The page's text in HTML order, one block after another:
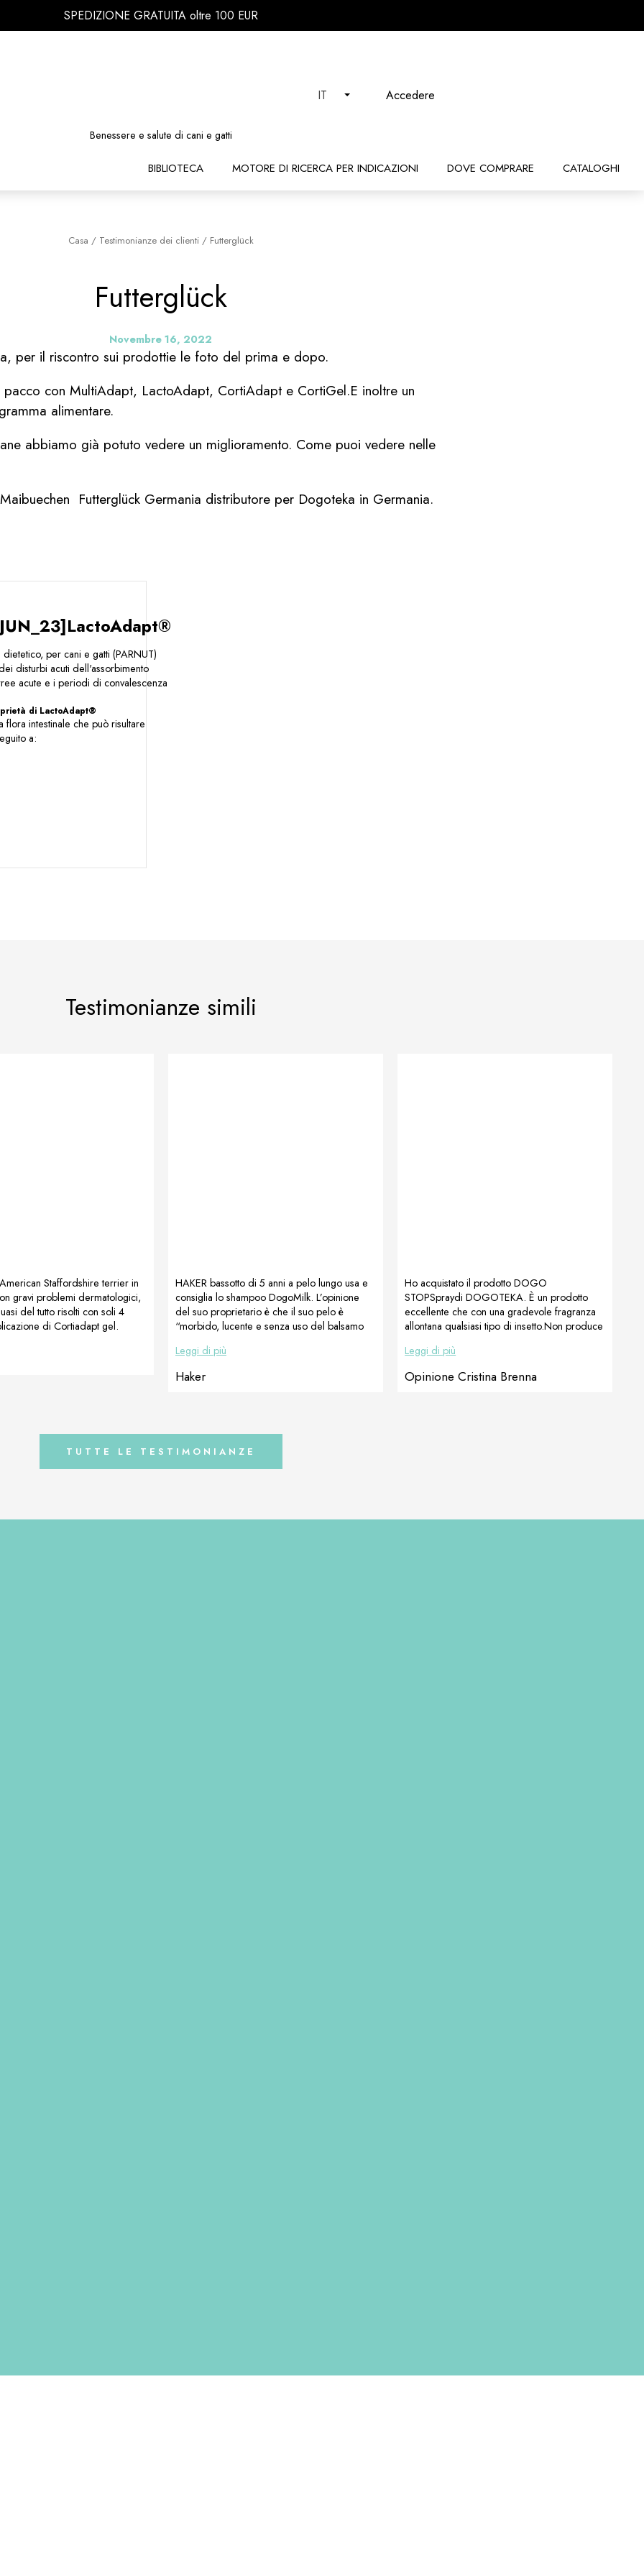
SPEDIZIONE GRATUITA oltre 100 EUR
Benessere e salute di cani e gatti
IT Accedere
BIBLIOTECA MOTORE DI RICERCA PER INDICAZIONI DOVE COMPRARE CATALOGHI
Casa / Testimonianze dei clienti/ Futterglück
Futterglück
Novembre 16, 2022
per il riscontro sui prodottie le foto del prima e dopo.
con MultiAdapt, LactoAdapt, CortiAdapt e CortiGel.E inoltre un
alimentare.
abbiamo già potuto vedere un miglioramento. Come puoi vedere nelle
Futterglück Germania distributore per Dogoteka in Germania.
per cani e gatti (PARNUT)
disturbi acuti dell'assorbimento
acute e i periodi di convalescenza
di LactoAdapt®
intestinale che può risultare
a:
Testimonianze simili
Staffordshire terrier in
gravi problemi dermatologici,
del tutto risolti con soli 4
di Cortiadapt gel.
nel latte materno e
HAKER bassotto di 5 anni a pelo lungo usa e
consiglia lo shampoo DogoMilk. L’opinione
del suo proprietario è che il suo pelo è
“morbido, lucente e senza uso del balsamo
consigliamo! Preparato da Kasia Niemiec,
Dogoteka Polska
Leggi di più
Haker
Ho acquistato il prodotto DOGO
STOPSpraydi DOGOTEKA. È un prodotto
eccellente che con una gradevole fragranza
allontana qualsiasi tipo di insetto.Non produce
si lascia “spruzzare” quasi contento di
ricevere una gradita protezione dai fastidiosi
insetti.Senza contare la pericolosità dei
Leggi di più
Opinione Cristina Brenna
TUTTE LE TESTIMONIANZE